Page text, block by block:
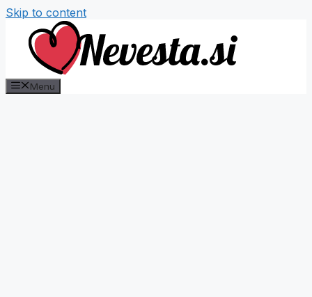
Skip to content
Menu